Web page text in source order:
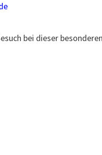
bei dieser